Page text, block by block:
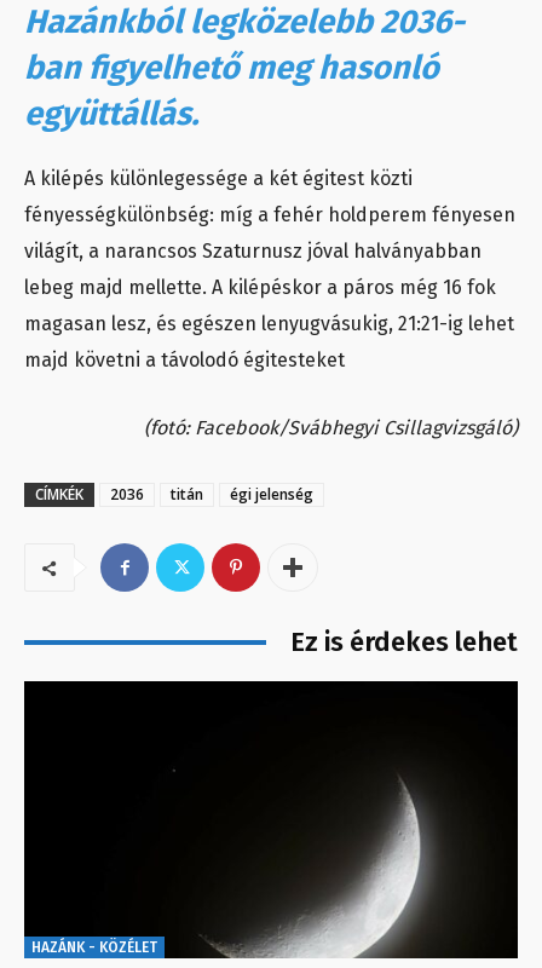
Hazánkból legközelebb 2036-
ban figyelhető meg hasonló
együttállás.
A kilépés különlegessége a két égitest közti
fényességkülönbség: míg a fehér holdperem fényesen
világít, a narancsos Szaturnusz jóval halványabban
lebeg majd mellette. A kilépéskor a páros még 16 fok
magasan lesz, és egészen lenyugvásukig, 21:21-ig lehet
majd követni a távolodó égitesteket
(fotó: Facebook/Svábhegyi Csillagvizsgáló)
CÍMKÉK 2036 titán égi jelenség
Ez is érdekes lehet
HAZÁNK - KÖZÉLET